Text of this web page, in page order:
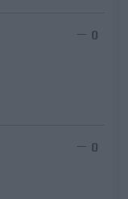
0
0